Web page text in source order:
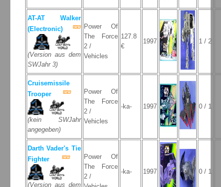
AT-AT Walker
(Electronic)
(Version aus dem
SWJahr 3)
Power Of
The Force
2 /
Vehicles
127.8
€
1997 1 / 2
Cruisemissile
Trooper
(kein SWJahr
angegeben)
Power Of
The Force
2 /
Vehicles
-ka- 1997 0 / 1
Darth Vader's Tie
Fighter
(Version aus dem
Power Of
The Force
2 /
-ka- 1997 0 / 1